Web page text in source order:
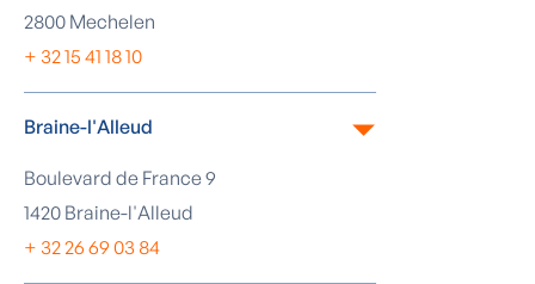
2800 Mechelen
+ 32 15 41 18 10
Braine-l'Alleud
Boulevard de France 9
1420 Braine-l'Alleud
+ 32 26 69 03 84